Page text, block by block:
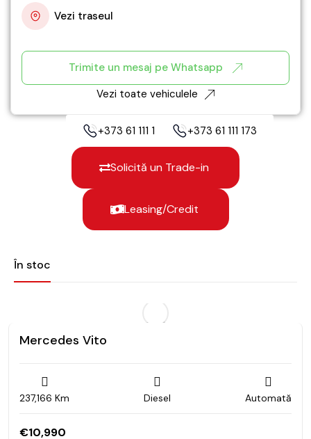
Vezi traseul
Trimite un mesaj pe Whatsapp
Vezi toate vehiculele
+373 61 111 172 +373 61 111 173
Solicită un Trade-in
Leasing/Credit
În stoc
Mercedes Vito
237,166 Km Diesel Automată
€10,990